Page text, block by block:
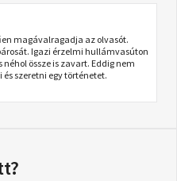
magávalragadja az olvasót.
Igazi érzelmi hullámvasúton
össze is zavart. Eddig nem
szeretni egy történetet.